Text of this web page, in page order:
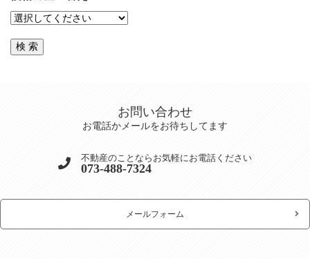
お問い合わせ
お電話かメールをお待ちしてます
不動産のことならお気軽にお電話ください
073-488-7324
メールフォーム